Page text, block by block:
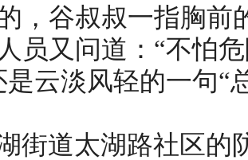
，谷叔叔一指胸前
员又问道：“不怕
是云淡风轻的一句“
街道太湖路社区的